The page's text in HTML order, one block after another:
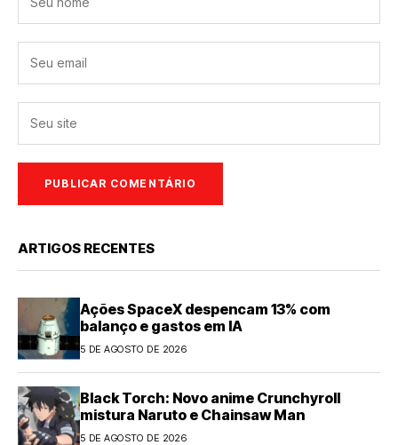
ARTIGOS RECENTES
Ações SpaceX despencam 13% com
balanço e gastos em IA
5 DE AGOSTO DE 2026
Black Torch: Novo anime Crunchyroll
mistura Naruto e Chainsaw Man
5 DE AGOSTO DE 2026